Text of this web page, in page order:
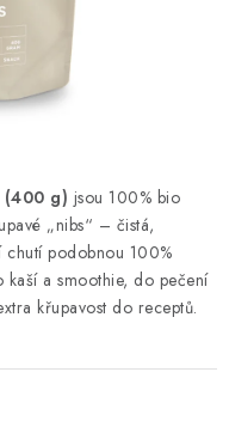
Jak nakupovat
Slovník pojmů
(400 g) jsou 100% bio
„nibs“ – čistá,
chutí podobnou 100%
a smoothie, do pečení
křupavost do receptů.